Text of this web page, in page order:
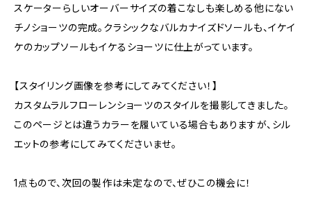
スケーターらしいオーバーサイズの着こなしも楽しめる他にない
チノショーツの完成。クラシックなバルカナイズドソールも、イケイ
ケのカップソールもイケるショーツに仕上がっています。
【スタイリング画像を参考にしてみてください！】
カスタムラルフローレンショーツのスタイルを撮影してきました。
このページとは違うカラーを履いている場合もありますが、シル
エットの参考にしてみてくださいませ。
1点もので、次回の製作は未定なので、ぜひこの機会に！